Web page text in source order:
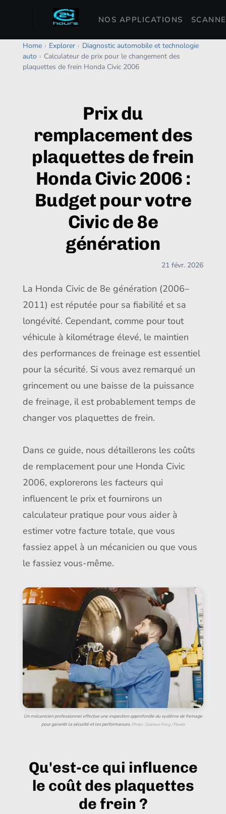
NOS APPLICATIONS
Home › Explorer › Diagnostic automobile et technologie
auto › Calculateur de prix pour le changement des
plaquettes de frein Honda Civic 2006
Prix du
remplacement des
plaquettes de frein
Honda Civic 2006 :
Budget pour votre
Civic de 8e
génération
21 févr. 2026
La Honda Civic de 8e génération (2006–
2011) est réputée pour sa fiabilité et sa
longévité. Cependant, comme pour tout
véhicule à kilométrage élevé, le maintien
des performances de freinage est essentiel
pour la sécurité. Si vous avez remarqué un
grincement ou une baisse de la puissance
de freinage, il est probablement temps de
changer vos plaquettes de frein.
Dans ce guide, nous détaillerons les coûts
de remplacement pour une Honda Civic
2006, explorerons les facteurs qui
influencent le prix et fournirons un
calculateur pratique pour vous aider à
estimer votre facture totale, que vous
fassiez appel à un mécanicien ou que vous
le fassiez vous-même.
Un mécanicien professionnel effectue une inspection approfondie du système de freinage
pour garantir la sécurité et les performances. Photo : Gustavo Fring / Pexels
Qu'est-ce qui influence
le coût des plaquettes
de frein ?